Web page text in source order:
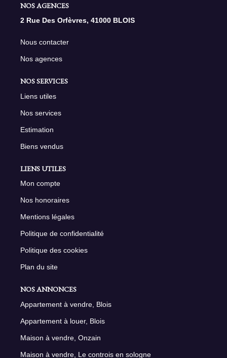
NOS AGENCES
2 Rue Des Orfèvres, 41000 BLOIS
Nous contacter
Nos agences
NOS SERVICES
Liens utiles
Nos services
Estimation
Biens vendus
LIENS UTILES
Mon compte
Nos honoraires
Mentions légales
Politique de confidentialité
Politique des cookies
Plan du site
NOS ANNONCES
Appartement à vendre, Blois
Appartement à louer, Blois
Maison à vendre, Onzain
Maison à vendre, Le controis en sologne